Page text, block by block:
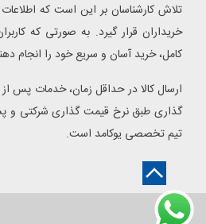
تلاش کارشناسان بر این است که
خریداران قرار گیرد. به صورتی که
کامل، خرید آسان و سریع خود را انجام
ارسال کالا در حداقل زمان، خدمات پس از
تیم تخصصی یوکامد است.